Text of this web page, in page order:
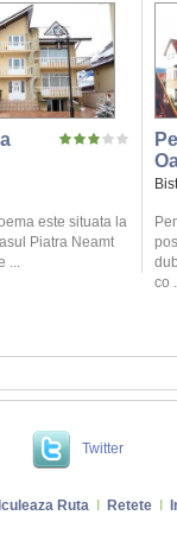
este situata la
Piatra Neamt
...
co
Twitter
Ruta Retete